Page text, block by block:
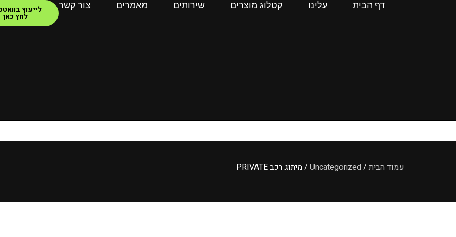
דף הבית עלינו קטלוג מוצרים שירותים מאמרים צור קשר לייעוץ
לחץ כאן
עמוד הבית /
Uncategorized / מיתוג רכב PRIVATE